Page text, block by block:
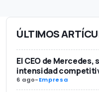
ÚLTIMOS
El CEO de
intensidad
6 ago-Empresa